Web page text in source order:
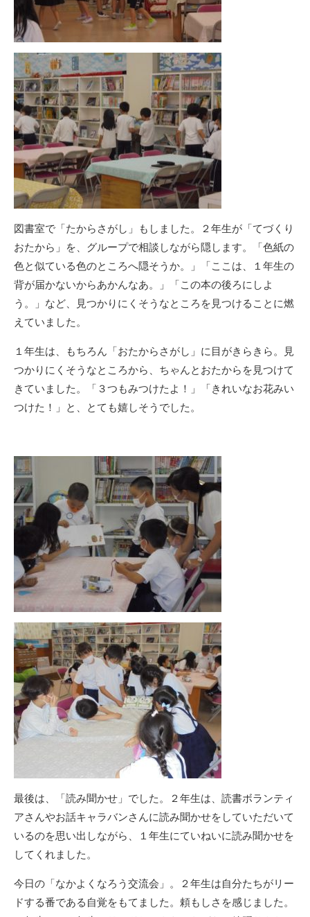
図書室で「たからさがし」もしました。２年生が「てづくり
おたから」を、グループで相談しながら隠します。「色紙の
色と似ている色のところへ隠そうか。」「ここは、１年生の
背が届かないからあかんなあ。」「この本の後ろにしよ
う。」など、見つかりにくそうなところを見つけることに燃
えていました。
１年生は、もちろん「おたからさがし」に目がきらきら。見
つかりにくそうなところから、ちゃんとおたからを見つけて
きていました。「３つもみつけたよ！」「きれいなお花みい
つけた！」と、とても嬉しそうでした。
最後は、「読み聞かせ」でした。２年生は、読書ボランティ
アさんやお話キャラバンさんに読み聞かせをしていただいて
いるのを思い出しながら、１年生にていねいに読み聞かせを
してくれました。
今日の「なかよくなろう交流会」。２年生は自分たちがリー
ドする番である自覚をもてました。頼もしさを感じました。